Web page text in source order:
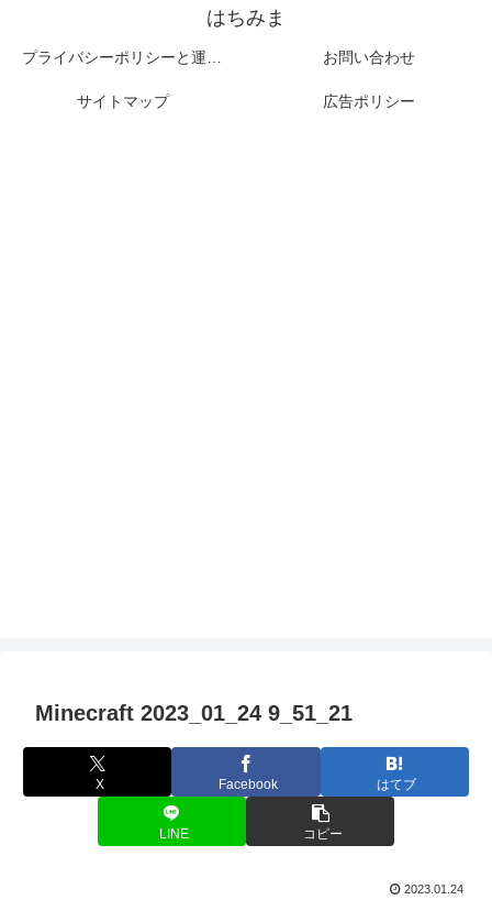
はちみま
お問い合わせ
サイトマップ 広告ポリシー
Minecraft 2023_01_24 9_51_21
X Facebook はてブ
LINE コピー
2023.01.24